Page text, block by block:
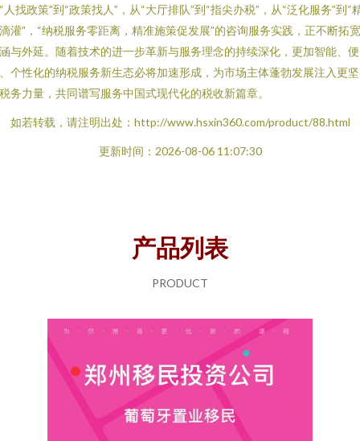
人找政策”到“政策找人”，从“大厅排队”到“指尖办税”，从“泛化服务”到“
灌”，“纳税服务零距离，精准施策促发展”的咨询服务实践，正不断拓
与外延。随着技术的进一步革新与服务理念的持续深化，更加智能、便
个性化的纳税服务新生态必将加速形成，为市场主体蓬勃发展注入更
务力量，共同谱写服务中国式现代化的税收新篇章。
如若转载，请注明出处：http://www.hsxin360.com/product/88.html
更新时间：2026-08-06 11:07:30
产品列表
PRODUCT